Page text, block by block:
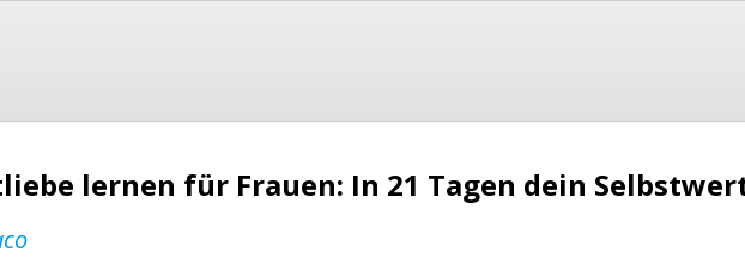
lernen für Frauen: In 21 Tagen dein